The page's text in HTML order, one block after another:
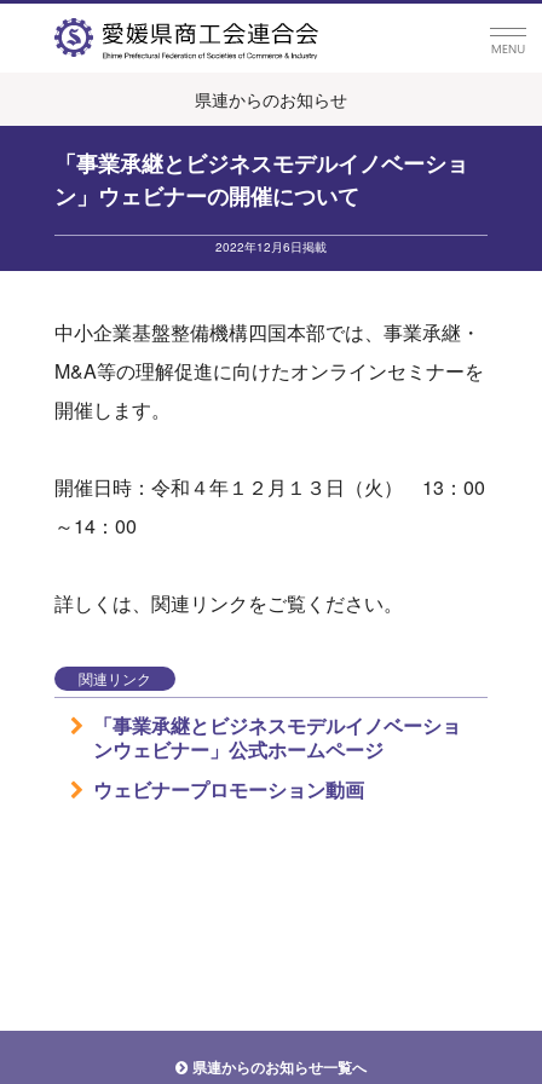
県連からのお知らせ
「事業承継とビジネスモデルイノベーショ
ン」ウェビナーの開催について
2022年12月6日掲載
中小企業基盤整備機構四国本部では、事業承継・
M&A等の理解促進に向けたオンラインセミナーを
開催します。
開催日時：令和４年１２月１３日（火） 13：00
～14：00
詳しくは、関連リンクをご覧ください。
関連リンク
「事業承継とビジネスモデルイノベーショ
ンウェビナー」公式ホームページ
ウェビナープロモーション動画
県連からのお知らせ一覧へ